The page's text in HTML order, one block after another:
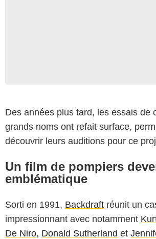
Des années plus tard, les essais de
grands noms ont refait surface,
découvrir leurs auditions pour ce
Un film de pompiers
emblématique
Sorti en 1991, Backdraft réunit un
impressionnant avec notamment
De Niro, Donald Sutherland et